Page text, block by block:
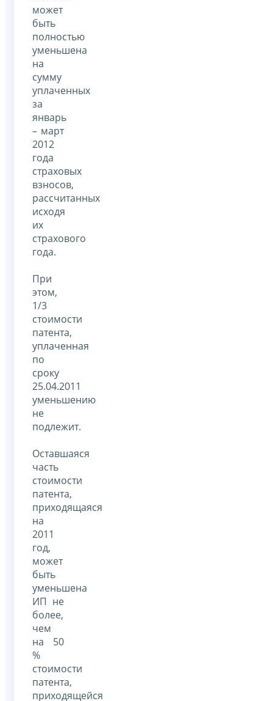
может
быть
полностью
уменьшена
на
сумму
уплаченных
за
январь
– март
2012
года
страховых
взносов,
рассчитанных
исходя
их
страхового
года.
При
этом,
1/3
стоимости
патента,
уплаченная
по
сроку
25.04.2011
уменьшению
не
подлежит.
Оставшаяся
часть
стоимости
патента,
приходящаяся
на
2011
год,
может
быть
уменьшена
ИП не
более,
чем
на 50
%
стоимости
патента,
приходящейся